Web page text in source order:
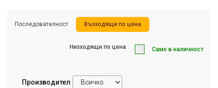
Последователност Възходящи по цена
Низходящи по цена Само в наличност
Производител